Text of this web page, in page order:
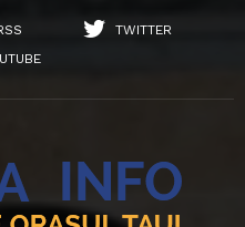
TWITTER